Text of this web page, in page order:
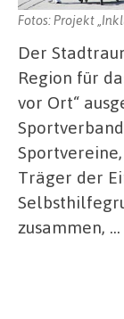
Fotos: Projekt
Der
Region für
vor Ort“
Träger der
zusammen, …